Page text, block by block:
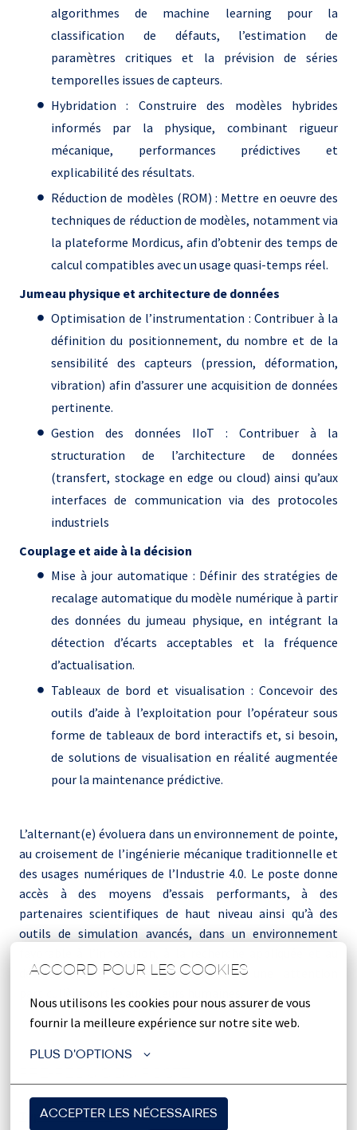
ACCORD POUR LES COOKIES
Nous utilisons les cookies pour nous assurer de vous
fournir la meilleure expérience sur notre site web.
PLUS D'OPTIONS
ACCEPTER LES NÉCESSAIRES
algorithmes de machine learning pour la
classification de défauts, l’estimation de
paramètres critiques et la prévision de séries
temporelles issues de capteurs.
Hybridation : Construire des modèles hybrides
informés par la physique, combinant rigueur
mécanique, performances prédictives et
explicabilité des résultats.
Réduction de modèles (ROM) : Mettre en oeuvre des
techniques de réduction de modèles, notamment via
la plateforme Mordicus, afin d’obtenir des temps de
calcul compatibles avec un usage quasi-temps réel.
Jumeau physique et architecture de données
Optimisation de l’instrumentation : Contribuer à la
définition du positionnement, du nombre et de la
sensibilité des capteurs (pression, déformation,
vibration) afin d’assurer une acquisition de données
pertinente.
Gestion des données IIoT : Contribuer à la
structuration de l’architecture de données
(transfert, stockage en edge ou cloud) ainsi qu’aux
interfaces de communication via des protocoles
industriels
Couplage et aide à la décision
Mise à jour automatique : Définir des stratégies de
recalage automatique du modèle numérique à partir
des données du jumeau physique, en intégrant la
détection d’écarts acceptables et la fréquence
d’actualisation.
Tableaux de bord et visualisation : Concevoir des
outils d’aide à l’exploitation pour l’opérateur sous
forme de tableaux de bord interactifs et, si besoin,
de solutions de visualisation en réalité augmentée
pour la maintenance prédictive.
L’alternant(e) évoluera dans un environnement de pointe,
au croisement de l’ingénierie mécanique traditionnelle et
des usages numériques de l’Industrie 4.0. Le poste donne
accès à des moyens d’essais performants, à des
partenaires scientifiques de haut niveau ainsi qu’à des
outils de simulation avancés, dans un environnement
développement des soft skills, avec une attention
Type de contrat: Alternance